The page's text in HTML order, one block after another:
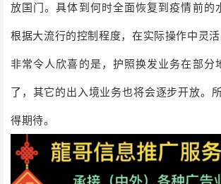
放国门。具体到何时全面恢复到疫情前的
根据大流行的控制程度，在实际操作中灵活
非常令人欣喜的是，护照换发业务在部分
了，其它的出入境业务也将会逐步开放。
得期待。